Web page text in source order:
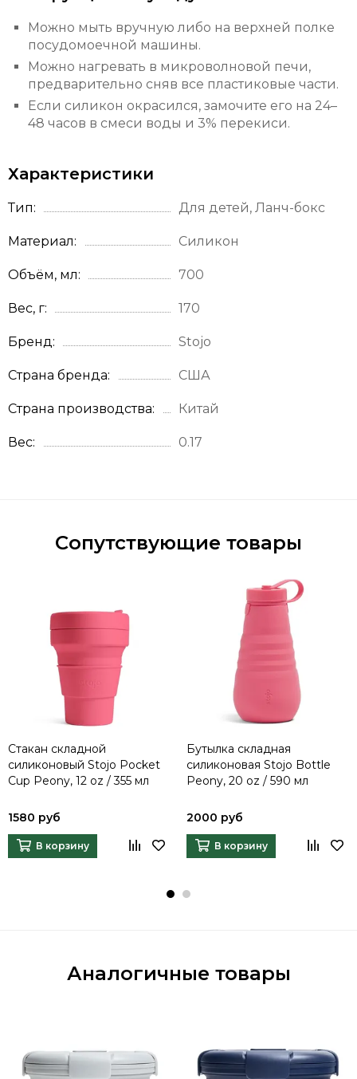
Можно мыть вручную либо на верхней полке
посудомоечной машины.
Можно нагревать в микроволновой печи,
предварительно сняв все пластиковые части.
Если силикон окрасился, замочите его на 24–
48 часов в смеси воды и 3% перекиси.
Характеристики
Тип Для детей, Ланч-бокс
Материал Силикон
Объём, мл 700
Вес, г 170
Бренд Stojo
Страна бренда США
Страна производства Китай
Вес 0.17
Сопутствующие товары
Стакан складной
силиконовый Stojo Pocket
Cup Peony, 12 oz / 355 мл
1580 руб
В корзину
Бутылка складная
силиконовая Stojo Bottle
Peony, 20 oz / 590 мл
2000 руб
В корзину
Аналогичные товары